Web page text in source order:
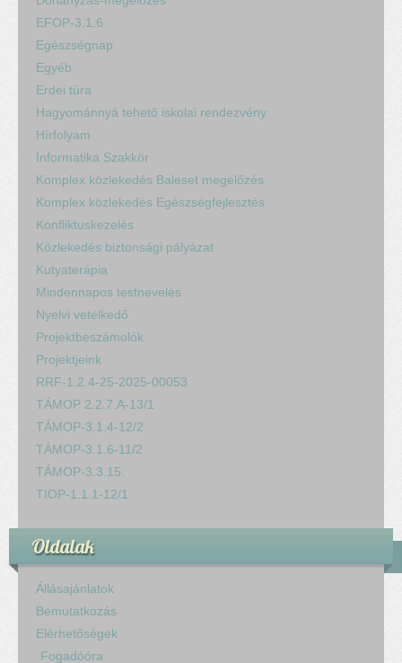
EFOP-3.1.6
Egészségnap
Egyéb
Erdei túra
Hagyománnyá tehető iskolai rendezvény
Hírfolyam
Informatika Szakkör
Komplex közlekedés Baleset megelőzés
Komplex közlekedés Egészségfejlesztés
Konfliktuskezelés
Közlekedés biztonsági pályázat
Kutyaterápia
Mindennapos testnevelés
Nyelvi vetélkedő
Projektbeszámolók
Projektjeink
RRF-1.2.4-25-2025-00053
TÁMOP 2.2.7.A-13/1
TÁMOP-3.1.4-12/2
TÁMOP-3.1.6-11/2
TÁMOP-3.3.15.
TIOP-1.1.1-12/1
Oldalak
Állásajánlatok
Bemutatkozás
Elérhetőségek
Fogadóóra